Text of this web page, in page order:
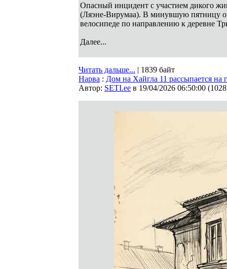
Опасный инцидент с участием дикого
(Ляэне-Вирумаа). В минувшую пятницу
велосипеде по направлению к деревне
Далее...
Читать дальше... | 1839 байт
Нарва : Дом на Хайгла 11 рассыпается на
Автор: SETI.ee в 19/04/2026 06:50:00 (